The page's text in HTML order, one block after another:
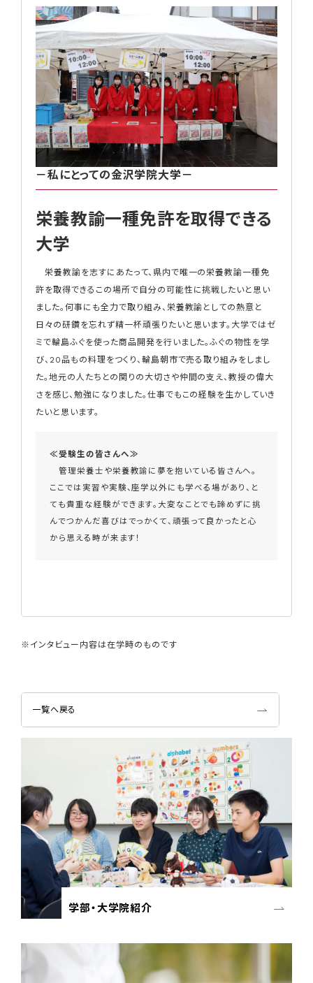
－私にとっての金沢学院大学－
栄養教諭一種免許を取得できる
大学
栄養教諭を志すにあたって、県内で唯一の栄養教諭一種免
許を取得できるこの場所で自分の可能性に挑戦したいと思い
ました。何事にも全力で取り組み、栄養教諭としての熱意と
日々の研鑽を忘れず精一杯頑張りたいと思います。大学ではゼ
ミで輪島ふぐを使った商品開発を行いました。ふぐの物性を学
び、20品もの料理をつくり、輪島朝市で売る取り組みをしまし
た。地元の人たちとの関りの大切さや仲間の支え、教授の偉大
さを感じ、勉強になりました。仕事でもこの経験を生かしていき
たいと思います。
≪受験生の皆さんへ≫
管理栄養士や栄養教諭に夢を抱いている皆さんへ。
ここでは実習や実験、座学以外にも学べる場があり、と
ても貴重な経験ができます。大変なことでも諦めずに挑
んでつかんだ喜びはでっかくて、頑張って良かったと心
から思える時が来ます！
※インタビュー内容は在学時のものです
一覧へ戻る
学部・大学院紹介